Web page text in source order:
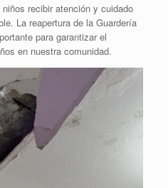
recibir atención y cuidado
La reapertura de la Guardería
para garantizar el
en nuestra comunidad.